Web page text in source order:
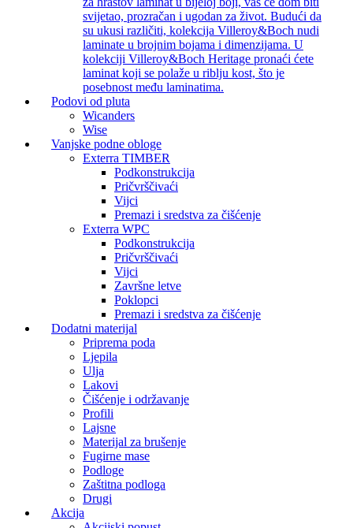
svijetao, prozračan i ugodan za život. Budući da
su ukusi različiti, kolekcija Villeroy&Boch nudi
laminate u brojnim bojama i dimenzijama. U
kolekciji Villeroy&Boch Heritage pronaći ćete
laminat koji se polaže u riblju kost, što je
posebnost među laminatima.
Podovi od pluta
Wicanders
Wise
Vanjske podne obloge
Exterra TIMBER
Podkonstrukcija
Pričvrščivaći
Vijci
Premazi i sredstva za čišćenje
Exterra WPC
Podkonstrukcija
Pričvrščivaći
Vijci
Završne letve
Poklopci
Premazi i sredstva za čišćenje
Dodatni materijal
Priprema poda
Ljepila
Ulja
Lakovi
Čišćenje i održavanje
Profili
Lajsne
Materijal za brušenje
Fugirne mase
Podloge
Zaštitna podloga
Drugi
Akcija